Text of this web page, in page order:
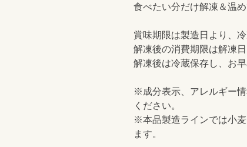
食べたい分だけ解凍＆温
賞味期限は製造日より、冷
解凍後の消費期限は解凍
解凍後は冷蔵保存し、お
※成分表示、アレルギー
ください。
※本品製造ラインでは小
ます。